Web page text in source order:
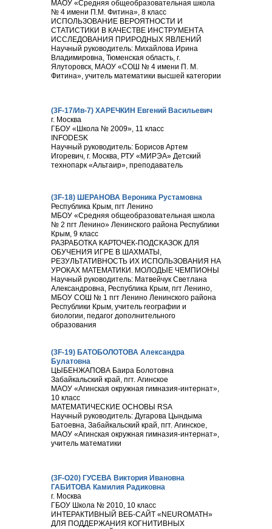
МАОУ «Средняя общеобразовательная школа
№ 4 имени П.М. Фитина», 8 класс
ИСПОЛЬЗОВАНИЕ ВЕРОЯТНОСТИ И
СТАТИСТИКИ В КАЧЕСТВЕ ИНСТРУМЕНТА
ИССЛЕДОВАНИЯ ПРИРОДНЫХ ЯВЛЕНИЙ
Научный руководитель: Михайлова Ирина
Владимировна, Тюменская область, г.
Ялуторовск, МАОУ «СОШ № 4 имени П. М.
Фитина», учитель математики высшей категории
(3F-17/Ив-7) ХАРЕЧКИН Евгений Васильевич
г. Москва
ГБОУ «Школа № 2009», 11 класс
INFODESK
Научный руководитель: Борисов Артем
Игоревич, г. Москва, РТУ «МИРЭА» Детский
технопарк «Альтаир», преподаватель
(3F-18) ШЕРАНОВА Вероника Рустамовна
Республика Крым, пгт Ленино
МБОУ «Средняя общеобразовательная школа
№ 2 пгт Ленино» Ленинского района Республики
Крым, 9 класс
РАЗРАБОТКА КАРТОЧЕК-ПОДСКАЗОК ДЛЯ
ОБУЧЕНИЯ ИГРЕ В ШАХМАТЫ,
РЕЗУЛЬТАТИВНОСТЬ ИХ ИСПОЛЬЗОВАНИЯ НА
УРОКАХ МАТЕМАТИКИ. МОЛОДЫЕ ЧЕМПИОНЫ
Научный руководитель: Матвейчук Светлана
Александровна, Республика Крым, пгт Ленино,
МБОУ СОШ № 1 пгт Ленино Ленинского района
Республики Крым, учитель географии и
биологии, педагог дополнительного
образования
(3F-19) БАТОБОЛОТОВА Александра
Булатовна
ЦЫБЕНЖАПОВА Баира Болотовна
Забайкальский край, пгт. Агинское
МАОУ «Агинская окружная гимназия-интернат»,
10 класс
МАТЕМАТИЧЕСКИЕ ОСНОВЫ RSA
Научный руководитель: Дугарова Цындыма
Батоевна, Забайкальский край, пгт. Агинское,
МАОУ «Агинская окружная гимназия-интернат»,
учитель математики
(3F-О20) ГУСЕВА Виктория Ивановна
ГАБИТОВА Камилия Радиковна
г. Москва
ГБОУ Школа № 2010, 10 класс
ИНТЕРАКТИВНЫЙ ВЕБ-САЙТ «NEUROMATH»
ДЛЯ ПОДДЕРЖАНИЯ КОГНИТИВНЫХ